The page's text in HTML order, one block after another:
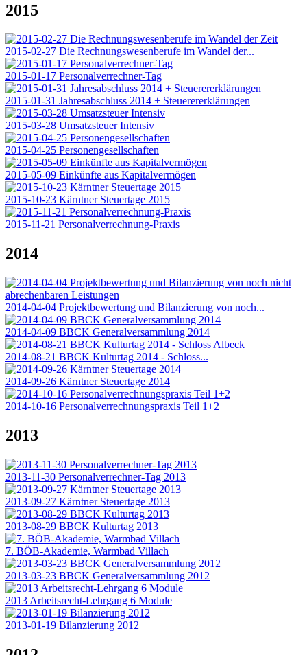
2015
2015-02-27 Die Rechnungswesenberufe im Wandel der...
2015-01-17 Personalverrechner-Tag
2015-01-31 Jahresabschluss 2014 + Steuerererklärungen
2015-03-28 Umsatzsteuer Intensiv
2015-04-25 Personengesellschaften
2015-05-09 Einkünfte aus Kapitalvermögen
2015-10-23 Kärntner Steuertage 2015
2015-11-21 Personalverrechnung-Praxis
2014
2014-04-04 Projektbewertung und Bilanzierung von noch...
2014-04-09 BBCK Generalversammlung 2014
2014-08-21 BBCK Kulturtag 2014 - Schloss...
2014-09-26 Kärntner Steuertage 2014
2014-10-16 Personalverrechnungspraxis Teil 1+2
2013
2013-11-30 Personalverrechner-Tag 2013
2013-09-27 Kärntner Steuertage 2013
2013-08-29 BBCK Kulturtag 2013
7. BÖB-Akademie, Warmbad Villach
2013-03-23 BBCK Generalversammlung 2012
2013 Arbeitsrecht-Lehrgang 6 Module
2013-01-19 Bilanzierung 2012